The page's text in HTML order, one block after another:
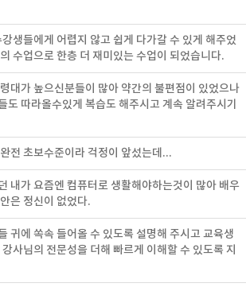
생들에게 어렵지 않고 쉽게 다가갈 수 있게 해주었
수업으로 한층 더 재미있는 수업이 되었습니다.
대가 높으신분들이 많아 약간의 불편점이 있었으나
도 따라올수있게 복습도 해주시고 계속 알려주시기
전 초보수준이라 걱정이 앞섰는데...
내가 요즘엔 컴퓨터로 생활해야하는것이 많아 배우
은 정신이 없었다.
귀에 쏙속 들어올 수 있도록 설명해 주시고 교육생
사님의 전문성을 더해 빠르게 이해할 수 있도록 지